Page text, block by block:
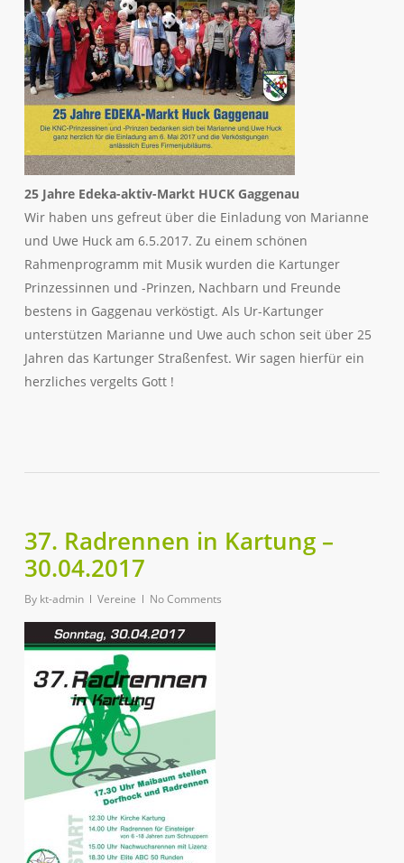
25 Jahre Edeka-aktiv-Markt HUCK Gaggenau
Wir haben uns gefreut über die Einladung von Marianne
und Uwe Huck am 6.5.2017. Zu einem schönen
Rahmenprogramm mit Musik wurden die Kartunger
Prinzessinnen und -Prinzen, Nachbarn und Freunde
bestens in Gaggenau verköstigt. Als Ur-Kartunger
unterstützen Marianne und Uwe auch schon seit über 25
Jahren das Kartunger Straßenfest. Wir sagen hierfür ein
herzliches vergelts Gott !
37. Radrennen in Kartung –
30.04.2017
By kt-admin Vereine No Comments